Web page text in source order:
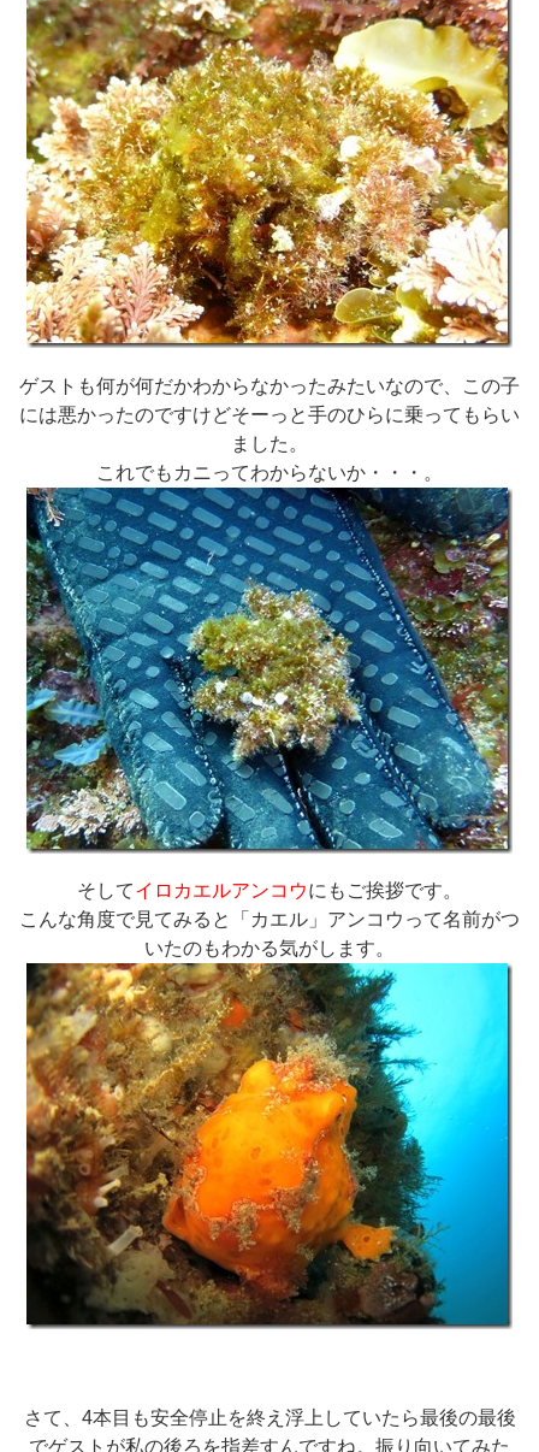
ゲストも何が何だかわからなかったみたいなので、この子
には悪かったのですけどそーっと手のひらに乗ってもらい
ました。
これでもカニってわからないか・・・。
そしてイロカエルアンコウにもご挨拶です。
こんな角度で見てみると「カエル」アンコウって名前がつ
いたのもわかる気がします。
さて、4本目も安全停止を終え浮上していたら最後の最後
でゲストが私の後ろを指差すんですね。振り向いてみた